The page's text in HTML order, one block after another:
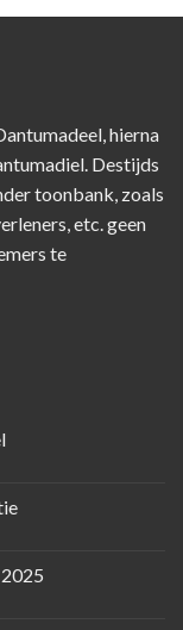
hierna
Destijds
toonbank, zoals
etc. geen
te